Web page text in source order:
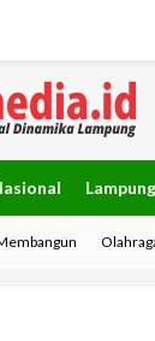
Lampung